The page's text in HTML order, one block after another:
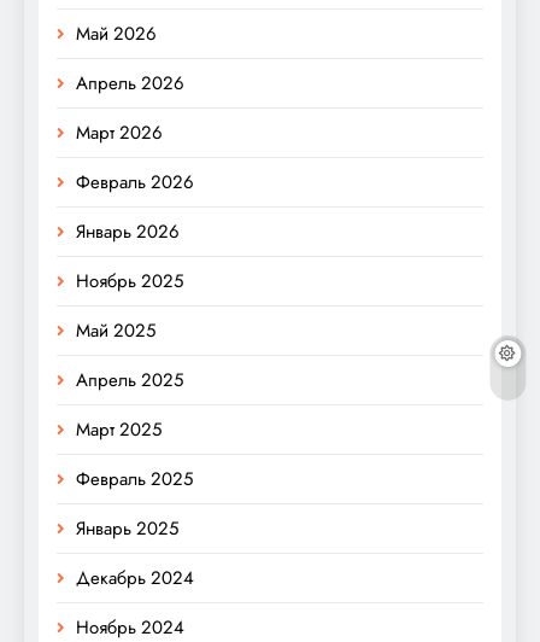
Май 2026
Апрель 2026
Март 2026
Февраль 2026
Январь 2026
Ноябрь 2025
Май 2025
Апрель 2025
Март 2025
Февраль 2025
Январь 2025
Декабрь 2024
Ноябрь 2024